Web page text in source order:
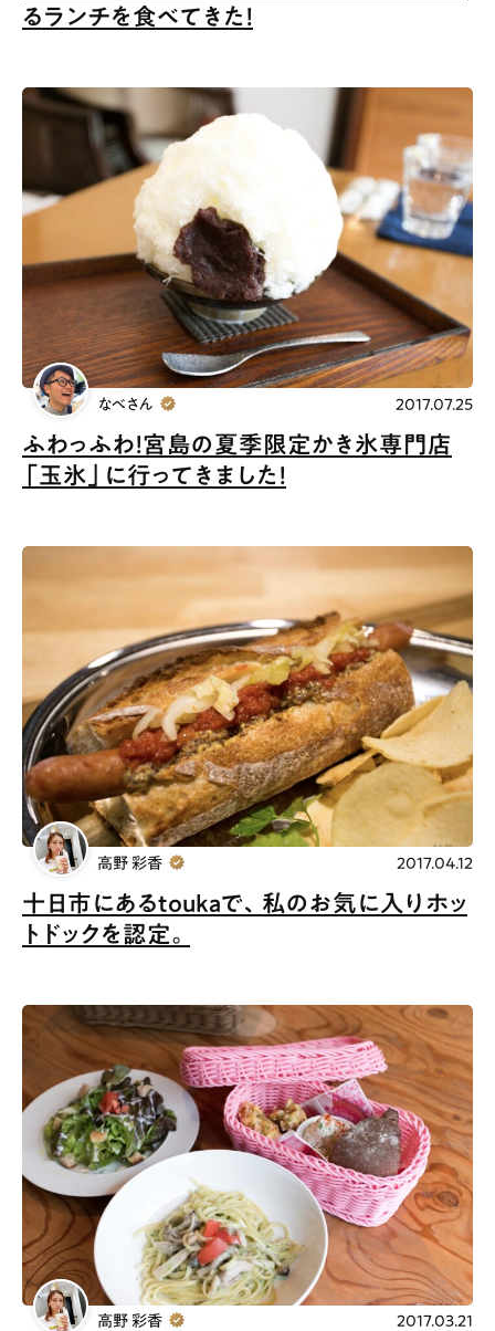
るランチを食べてきた！
ふわっふわ！宮島の夏季限定かき氷専門店
「玉氷」に行ってきました！
なべさん 2017.07.25
十日市にあるtoukaで、私のお気に入りホッ
トドックを認定。
高野 彩香 2017.04.12
高野 彩香 2017.03.21